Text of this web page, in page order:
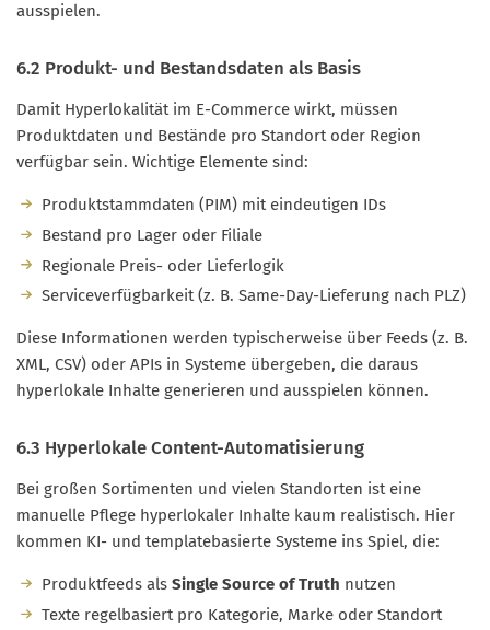
ausspielen.
6.2 Produkt- und Bestandsdaten als Basis
Damit Hyperlokalität im E-Commerce wirkt, müssen
Produktdaten und Bestände pro Standort oder Region
verfügbar sein. Wichtige Elemente sind:
Produktstammdaten (PIM) mit eindeutigen IDs
Bestand pro Lager oder Filiale
Regionale Preis- oder Lieferlogik
Serviceverfügbarkeit (z. B. Same-Day-Lieferung nach PLZ)
Diese Informationen werden typischerweise über Feeds (z. B.
XML, CSV) oder APIs in Systeme übergeben, die daraus
hyperlokale Inhalte generieren und ausspielen können.
6.3 Hyperlokale Content-Automatisierung
Bei großen Sortimenten und vielen Standorten ist eine
manuelle Pflege hyperlokaler Inhalte kaum realistisch. Hier
kommen KI- und templatebasierte Systeme ins Spiel, die:
Produktfeeds als Single Source of Truth nutzen
Texte regelbasiert pro Kategorie, Marke oder Standort